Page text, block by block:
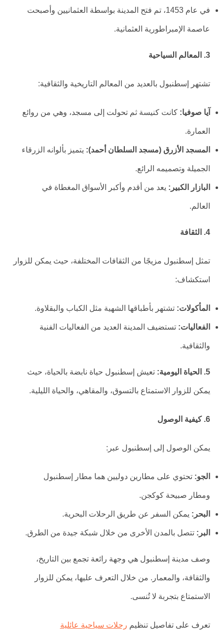
في عام 1453، تم فتح المدينة بواسطة العثمانيين وأصبحت
عاصمة الإمبراطورية العثمانية.
3. المعالم السياحية
تشتهر إسطنبول بالعديد من المعالم التاريخية والثقافية:
آيا صوفيا: كانت كنيسة ثم تحولت إلى مسجد، وهي من روائع
العمارة.
المسجد الأزرق (مسجد السلطان أحمد): يتميز بألوانه الزرقاء
الجميلة وتصميمه الرائع.
البازار الكبير: يعد من أقدم وأكبر الأسواق المغطاة في
العالم.
4. الثقافة
تمثل إسطنبول مزيجًا من الثقافات المختلفة، حيث يمكن للزوار
استكشاف:
المأكولات: تشتهر بأطباقها الشهية مثل الكباب والبقلاوة.
الفعاليات: تستضيف المدينة العديد من الفعاليات الفنية
والثقافية.
5. الحياة اليومية: تعيش إسطنبول حياة نابضة بالحياة، حيث
يمكن للزوار الاستمتاع بالتسوق، والمقاهي، والحياة الليلية.
6. كيفية الوصول
يمكن الوصول إلى إسطنبول عبر:
الجو: تحتوي على مطارين دوليين هما مطار إسطنبول
ومطار صبيحة كوكجن.
البحر: يمكن السفر عن طريق الرحلات البحرية.
البر: تتصل بالمدن الأخرى من خلال شبكة جيدة من الطرق.
وصف مدينة إسطنبول هي وجهة رائعة تجمع بين التاريخ،
والثقافة، والمعمار. من خلال التعرف عليها، يمكن للزوار
الاستمتاع بتجربة لا تُنسى.
تعرف على تفاصيل تنظيم رحلات سياحية عائلية